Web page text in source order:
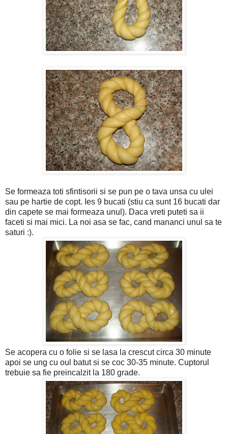
Se formeaza toti sfintisorii si se pun pe o tava unsa cu ulei
sau pe hartie de copt. Ies 9 bucati (stiu ca sunt 16 bucati dar
din capete se mai formeaza unul). Daca vreti puteti sa ii
faceti si mai mici. La noi asa se fac, cand mananci unul sa te
saturi :).
Se acopera cu o folie si se lasa la crescut circa 30 minute
apoi se ung cu oul batut si se coc 30-35 minute. Cuptorul
trebuie sa fie preincalzit la 180 grade.